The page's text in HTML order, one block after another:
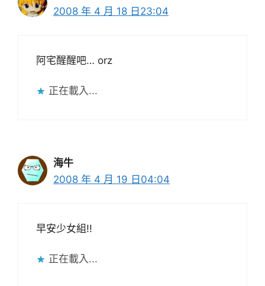
2008 年 4 月 18 日23:04
阿宅醒醒吧… orz
正在載入...
海牛
2008 年 4 月 19 日04:04
早安少女組!!
正在載入...